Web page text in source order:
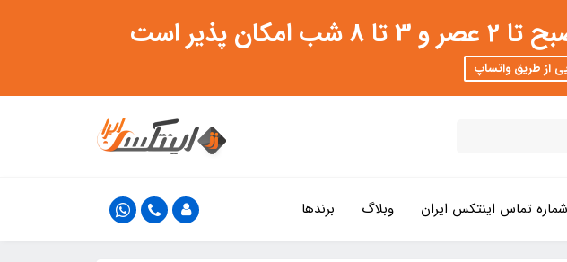
از طریق واتساپ
تماس اینتکس ایران وبلاگ برندها